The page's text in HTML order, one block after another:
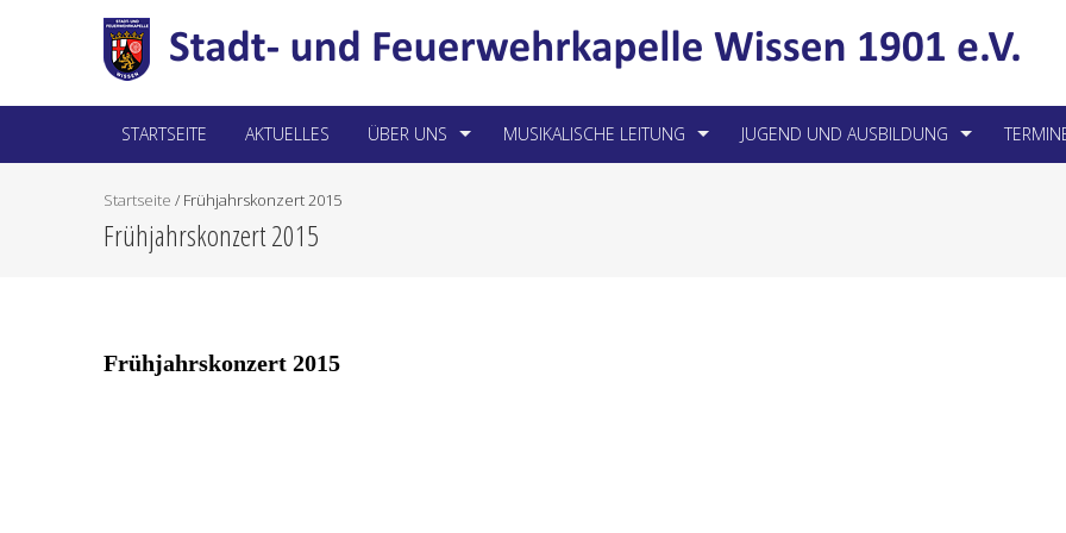
STARTSEITE AKTUELLES ÜBER UNS MUSIKALISCHE LEITUNG JUGEND UND AUSBILDUNG
Startseite / Frühjahrskonzert 2015
Frühjahrskonzert 2015
Frühjahrskonzert 2015